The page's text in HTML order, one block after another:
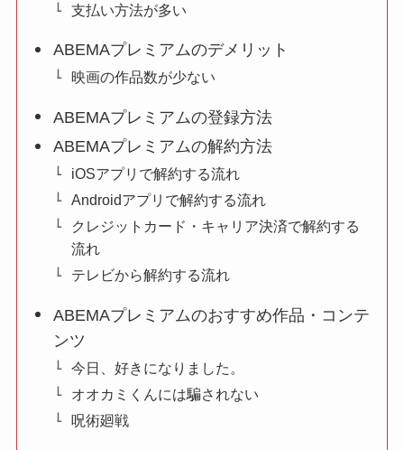
支払い方法が多い
ABEMAプレミアムのデメリット
映画の作品数が少ない
ABEMAプレミアムの登録方法
ABEMAプレミアムの解約方法
iOSアプリで解約する流れ
Androidアプリで解約する流れ
クレジットカード・キャリア決済で解約する
流れ
テレビから解約する流れ
ABEMAプレミアムのおすすめ作品・コンテ
ンツ
今日、好きになりました。
オオカミくんには騙されない
呪術廻戦